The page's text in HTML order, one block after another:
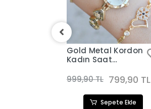
Gold Metal Kordon
Kadın Saat
999,90 TL 799,90 TL
Sepete Ekle